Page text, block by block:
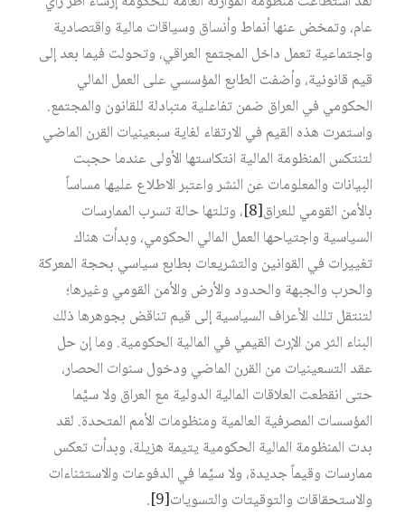
عام، وتمخض عنها أنماط وأنساق وسياقات مالية واقتصادية
واجتماعية تعمل داخل المجتمع العراقي، وتحولت فيما بعد إلى
قيم قانونية، وأضفت الطابع المؤسسي على العمل المالي
الحكومي في العراق ضمن تفاعلية متبادلة للقانون والمجتمع.
واستمرت هذه القيم في الارتقاء لغاية سبعينيات القرن الماضي
لتنتكس المنظومة المالية انتكاستها الأولى عندما حجبت
البيانات والمعلومات عن النشر واعتبر الاطلاع عليها مساساً
بالأمن القومي للعراق‏[8]
، وتلتها حالة تسرب الممارسات
السياسية واجتياحها العمل المالي الحكومي، وبدأت هناك
تغييرات في القوانين والتشريعات بطابع سياسي بحجة المعركة
والحرب والجبهة والحدود والأرض والأمن القومي وغيرها؛
لتنتقل تلك الأعراف السياسية إلى قيم تناقض بجوهرها ذلك
البناء الثر من الإرث القيمي في المالية الحكومية. وما إن حل
عقد التسعينيات من القرن الماضي ودخول سنوات الحصار،
حتى انقطعت العلاقات المالية الدولية مع العراق ولا سيَّما
المؤسسات المصرفية العالمية ومنظومات الأمم المتحدة. لقد
بدت المنظومة المالية الحكومية يتيمة هزيلة، وبدأت تعكس
ممارسات وقيماً جديدة، ولا سيَّما في الدفوعات والاستثناءات
والاستحقاقات والتوقيتات والتسويات‏[9]
.